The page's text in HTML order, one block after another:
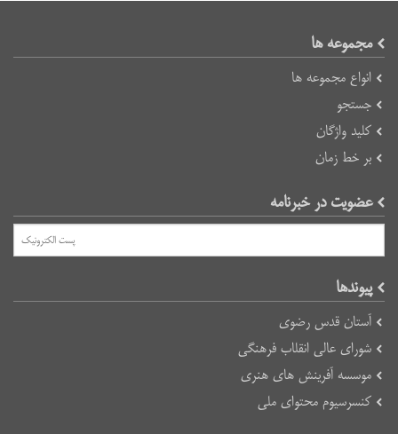
مجموعه ها
انواع مجموعه ها
جستجو
کلید واژگان
بر خط زمان
عضویت در خبرنامه
پیوند‌ها
آستان قدس رضوی
شورای عالی انقلاب فرهنگی
موسسه آفرینش های هنری
کنسرسیوم محتوای ملی